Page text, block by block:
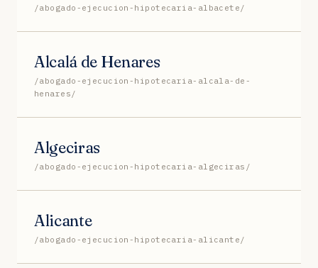
/abogado-ejecucion-hipotecaria-albacete/
Alcalá de Henares
/abogado-ejecucion-hipotecaria-alcala-de-
henares/
Algeciras
/abogado-ejecucion-hipotecaria-algeciras/
Alicante
/abogado-ejecucion-hipotecaria-alicante/